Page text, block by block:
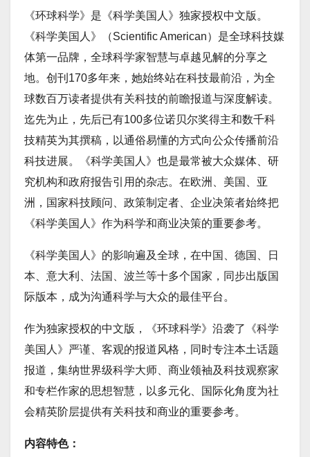
《环球科学》是《科学美国人》独家授权中文版。
《科学美国人》（Scientific American）是全球科技媒
体第一品牌，全球科学家智慧与卓越见解的分享之
地。创刊170多年来，她始终站在科技最前沿，为全
球数百万读者提供有关科技的前瞻报道与深度解读。
迄先为止，先后已有100多位诺贝尔奖得主和数千科
技精英为其撰稿，以通俗易懂的方式向公众传播前沿
科技进展。《科学美国人》也是最常被大众媒体、研
究机构和政府报告引用的杂志。在欧洲、美国、亚
洲，国家科技顾问、政策制定者、企业决策者始终把
《科学美国人》作为科学和商业决策的重要参考。
《科学美国人》的影响遍及全球，在中国、德国、日
本、意大利、法国、波兰等十多个国家，同步出版国
际版本，成为沟通科学与大众的最佳平台。
作为独家授权的中文版，《环球科学》沿袭了《科学
美国人》严谨、客观的报道风格，同时专注本土话题
报道，集纳世界级科学大师、商业领袖及科技观察家
和专栏作家的思想智慧，以多元化、国际化角度为社
会精英阶层提供有关科技和商业的重要参考。
内容特色：